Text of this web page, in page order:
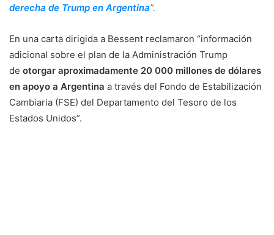
derecha de Trump en Argentina”.
En una carta dirigida a Bessent reclamaron “información
adicional sobre el plan de la Administración Trump
de otorgar aproximadamente 20 000 millones de dólares
en apoyo a Argentina a través del Fondo de Estabilización
Cambiaria (FSE) del Departamento del Tesoro de los
Estados Unidos”.